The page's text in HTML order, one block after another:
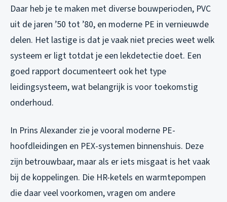
Daar heb je te maken met diverse bouwperioden, PVC
uit de jaren ’50 tot ’80, en moderne PE in vernieuwde
delen. Het lastige is dat je vaak niet precies weet welk
systeem er ligt totdat je een lekdetectie doet. Een
goed rapport documenteert ook het type
leidingsysteem, wat belangrijk is voor toekomstig
onderhoud.
In Prins Alexander zie je vooral moderne PE-
hoofdleidingen en PEX-systemen binnenshuis. Deze
zijn betrouwbaar, maar als er iets misgaat is het vaak
bij de koppelingen. Die HR-ketels en warmtepompen
die daar veel voorkomen, vragen om andere